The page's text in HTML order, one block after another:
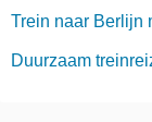
Trein naar Berlijn
Duurzaam